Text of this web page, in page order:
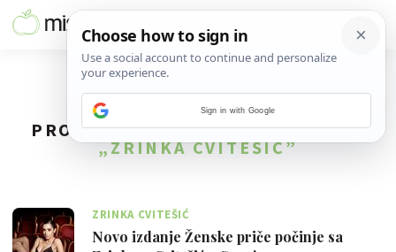
PRONAĐENO2REZULTATA ZA TAG
„ZRINKA CVITEŠIĆ”
ZRINKA CVITEŠIĆ
Novo izdanje Ženske priče počinje sa
Sign in with Google